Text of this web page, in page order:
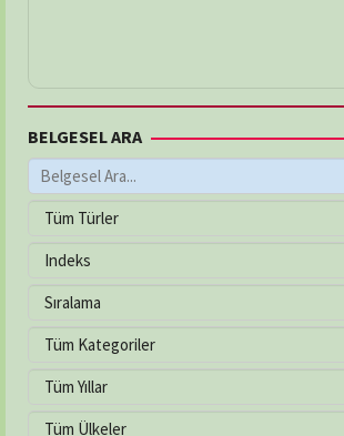
BELGESEL ARA